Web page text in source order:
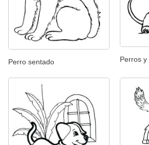
Perro sentado Perros